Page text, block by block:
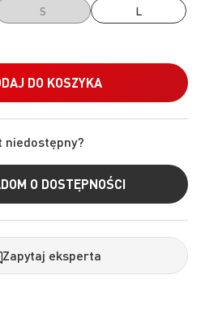
S L
DO KOSZYKA
Zapytaj eksperta
O DOSTĘPNOŚCI